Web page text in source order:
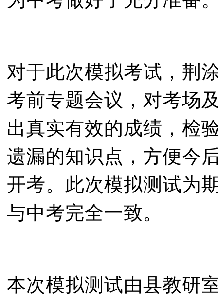
对于此次模拟考试，荆
考前专题会议，对考场
出真实有效的成绩，检
遗漏的知识点，方便今
开考。此次模拟测试为
与中考完全一致。
本次模拟测试由县教研